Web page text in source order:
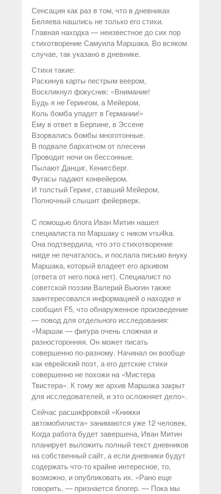
Сенсация как раз в том, что в дневниках
Беляева нашлись не только его стихи.
Главная находка — неизвестное до сих пор
стихотворение Самуила Маршака. Во всяком
случае, так указано в дневнике.
Стихи такие:
Раскинув карты пестрым веером,
Воскликнул фокусник: «Внимание!
Будь я не Герингом, а Мейером,
Коль бомба упадет в Германии!»
Ему в ответ в Берлине, в Эссене
Взорвались бомбы многотонные.
В подвале бархатном от плесени
Проводит ночи он бессонные.
Пылают Данциг, Кенигсберг.
Фугасы падают конвейером.
И толстый Геринг, ставший Мейером,
Полночный слышит фейерверк.
С помощью блога Иван Митин нашел
специалиста по Маршаку с ником vnu4ka.
Она подтвердила, что это стихотворение
нигде не печаталось, и послала письмо внуку
Маршака, который владеет его архивом
(ответа от него пока нет). Специалист по
советской поэзии Валерий Вьюгин также
заинтересовался информацией о находке и
сообщил F5, что обнаруженное произведение
— повод для отдельного исследования:
«Маршак — фигура очень сложная и
разносторонняя. Он может писать
совершенно по-разному. Начинал он вообще
как еврейский поэт, а его детские стихи
совершенно не похожи на «Мистера
Твистера». К тому же архив Маршака закрыт
для исследователей, и это осложняет дело».
Сейчас расшифровкой «Книжки
автомобилиста» занимаются уже 12 человек.
Когда работа будет завершена, Иван Митин
планирует выложить полный текст дневников
на собственный сайт, а если дневники будут
содержать что-то крайне интересное, то,
возможно, и опубликовать их. «Рано еще
говорить, — признается блогер. — Пока мы